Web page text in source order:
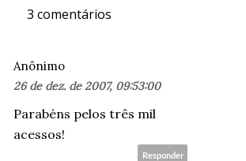
3 comentários
Anônimo
26 de dez. de 2007, 09:53:00
Parabéns pelos três mil
acessos!
Responder